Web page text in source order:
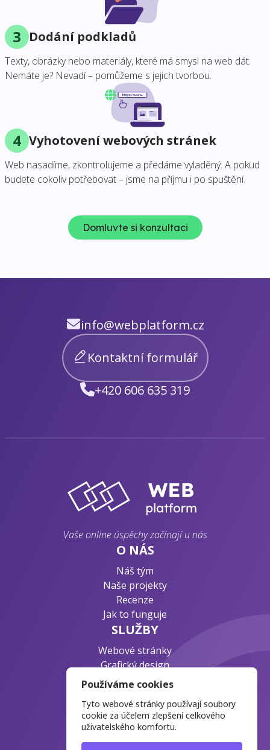
3 Dodání podkladů
Texty, obrázky nebo materiály, které má smysl na web dát.
Nemáte je? Nevadí – pomůžeme s jejich tvorbou.
4 Vyhotovení webových stránek
Web nasadíme, zkontrolujeme a předáme vyladěný. A pokud
budete cokoliv potřebovat – jsme na příjmu i po spuštění.
Domluvte si konzultaci
info@webplatform.cz
Kontaktní formulář
+420 606 635 319
Vaše online úspěchy začínají u nás
O NÁS
Náš tým
Naše projekty
Recenze
Jak to funguje
SLUŽBY
Webové stránky
Grafický design
Byznys konzultace
Ochrana osobních údajů
Časté otázky
Blog o webdesignu
Používáme cookies
Tyto webové stránky používají soubory
cookie za účelem zlepšení celkového
uživatelského komfortu.